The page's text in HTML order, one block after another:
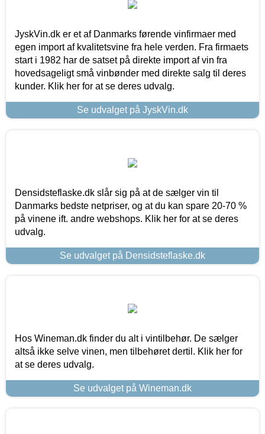
JyskVin.dk er et af Danmarks førende vinfirmaer med
egen import af kvalitetsvine fra hele verden. Fra firmaets
start i 1982 har de satset på direkte import af vin fra
hovedsageligt små vinbønder med direkte salg til deres
kunder. Klik her for at se deres udvalg.
Se udvalget på JyskVin.dk
Densidsteflaske.dk slår sig på at de sælger vin til
Danmarks bedste netpriser, og at du kan spare 20-70 %
på vinene ift. andre webshops. Klik her for at se deres
udvalg.
Se udvalget på Densidsteflaske.dk
Hos Wineman.dk finder du alt i vintilbehør. De sælger
altså ikke selve vinen, men tilbehøret dertil. Klik her for
at se deres udvalg.
Se udvalget på Wineman.dk